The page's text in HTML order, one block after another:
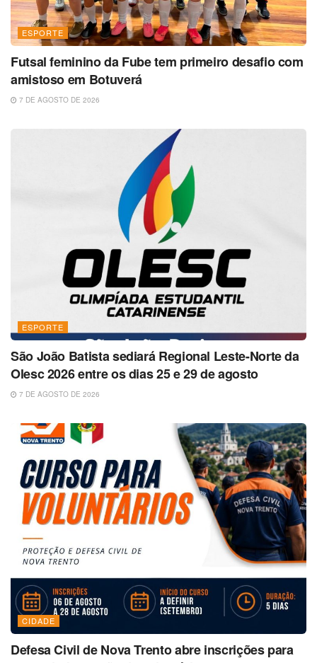
ESPORTE
Futsal feminino da Fube tem primeiro desafio com
amistoso em Botuverá
7 DE AGOSTO DE 2026
ESPORTE
São João Batista sediará Regional Leste-Norte da
Olesc 2026 entre os dias 25 e 29 de agosto
7 DE AGOSTO DE 2026
CIDADE
Defesa Civil de Nova Trento abre inscrições para